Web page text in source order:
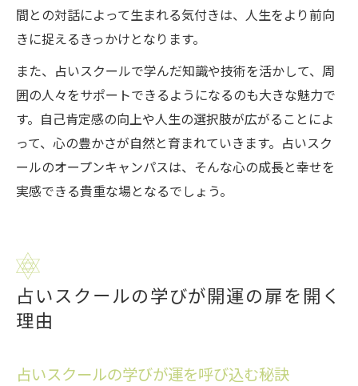
間との対話によって生まれる気付きは、人生をより前向
きに捉えるきっかけとなります。
また、占いスクールで学んだ知識や技術を活かして、周
囲の人々をサポートできるようになるのも大きな魅力で
す。自己肯定感の向上や人生の選択肢が広がることによ
って、心の豊かさが自然と育まれていきます。占いスク
ールのオープンキャンパスは、そんな心の成長と幸せを
実感できる貴重な場となるでしょう。
占いスクールの学びが開運の扉を開く
理由
占いスクールの学びが運を呼び込む秘訣